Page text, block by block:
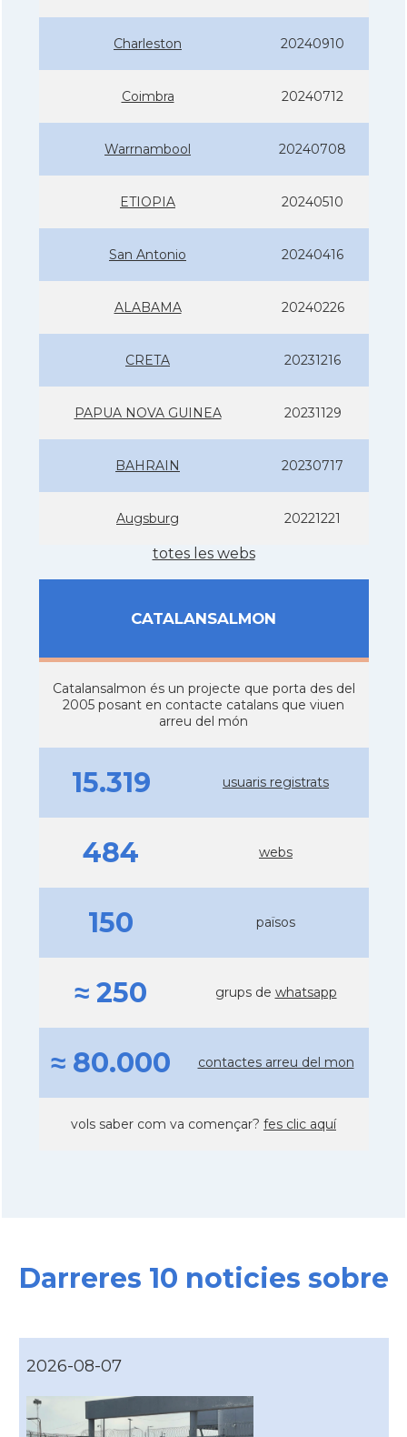
Charleston 20240910
Coimbra 20240712
Warrnambool 20240708
ETIOPIA 20240510
San Antonio 20240416
ALABAMA 20240226
CRETA 20231216
PAPUA NOVA GUINEA 20231129
BAHRAIN 20230717
Augsburg 20221221
totes les webs
CATALANSALMON
Catalansalmon és un projecte que porta des del
2005 posant en contacte catalans que viuen
arreu del món
15.319 usuaris registrats
484 webs
150 països
≈ 250 grups de whatsapp
≈ 80.000 contactes arreu del mon
vols saber com va començar? fes clic aquí
Darreres 10 noticies sobre
2026-08-07